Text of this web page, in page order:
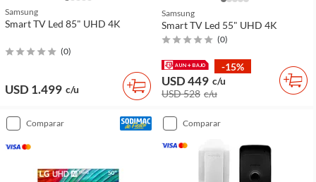
Samsung
Smart TV Led 85" UHD 4K
(0)
USD 1.499 c/u
Samsung
Smart TV Led 55" UHD 4K
(0)
-15%
USD 449 c/u
USD 528 c/u
comparar comparar